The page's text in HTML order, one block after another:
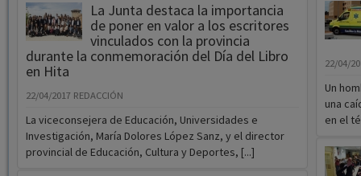
La Junta destaca la importancia
de poner en valor a los escritores
vinculados con la provincia
durante la conmemoración del Día del Libro
en Hita
22/04/2017 REDACCIÓN
La viceconsejera de Educación, Universidades e
Investigación, María Dolores López Sanz, y el director
provincial de Educación, Cultura y Deportes, [...]
22/04/
Un
una
en el